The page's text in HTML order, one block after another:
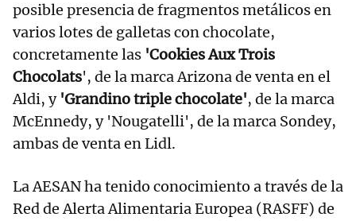
posible presencia de fragmentos metálicos en
varios lotes de galletas con chocolate,
concretamente las 'Cookies Aux Trois
Chocolats', de la marca Arizona de venta en el
Aldi, y'Grandino triple chocolate', de la marca
McEnnedy, y 'Nougatelli', de la marca Sondey,
ambas de venta en Lidl.
La AESAN ha tenido conocimiento a través de la
Red de Alerta Alimentaria Europea (RASFF) de